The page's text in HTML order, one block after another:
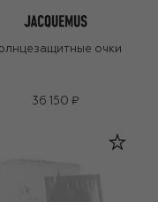
очки
36 150 ₽